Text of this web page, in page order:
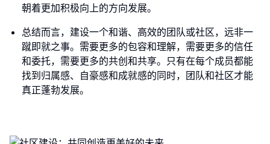
朝着更加积极向上的方向发展。
总结而言，建设一个和谐、高效的团队或社区，远非一
蹴即就之事。需要更多的包容和理解，需要更多的信任
和委托，需要更多的共创和共享。只有在每个成员都能
找到归属感、自豪感和成就感的同时，团队和社区才能
真正蓬勃发展。